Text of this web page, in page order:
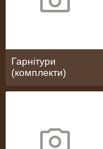
Гарнітури
(комплекти)